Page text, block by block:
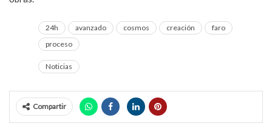
24h avanzado cosmos creación
faro
proceso
Noticias
Compartir